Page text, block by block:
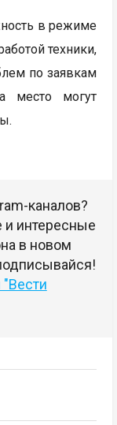
в режиме
техники,
по заявкам
место могут
каналов?
интересные
в новом